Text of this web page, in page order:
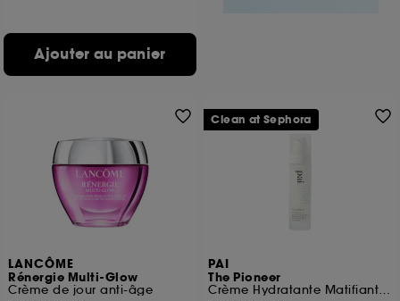
Ajouter au panier
LANCÔME
Rénergie Multi-Glow
Crème de jour anti-âge
PAI
The Pioneer
Crème Hydratante Matifiante Géranium & Carthame peaux sensibles
Clean at Sephora